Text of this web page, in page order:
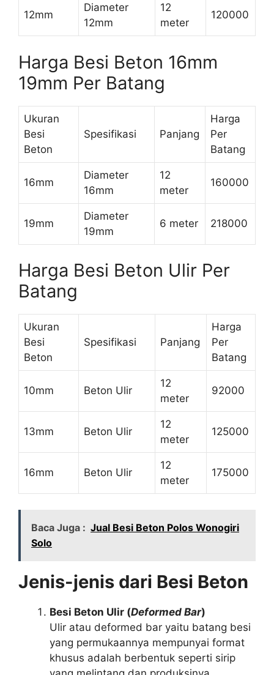
12mm
Diameter
12mm
12
meter
120000
Harga Besi Beton 16mm
19mm Per Batang
Ukuran
Besi
Beton
Spesifikasi Panjang
Harga
Per
Batang
16mm
Diameter
16mm
12
meter
160000
19mm
Diameter
19mm
6 meter 218000
Harga Besi Beton Ulir Per
Batang
Ukuran
Besi
Beton
Spesifikasi Panjang
Harga
Per
Batang
10mm Beton Ulir
12
meter
92000
13mm Beton Ulir
12
meter
125000
16mm Beton Ulir
12
meter
175000
Baca Juga : Jual Besi Beton Polos Wonogiri
Solo
Jenis-jenis dari Besi Beton
Besi Beton Ulir (Deformed Bar)
Ulir atau deformed bar yaitu batang besi
yang permukaannya mempunyai format
khusus adalah berbentuk seperti sirip